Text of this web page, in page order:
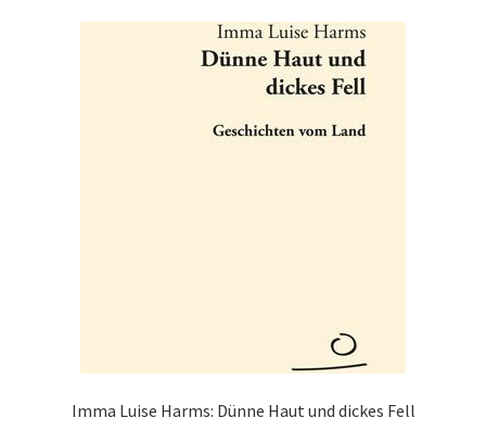
Imma Luise Harms: Dünne Haut und dickes Fell